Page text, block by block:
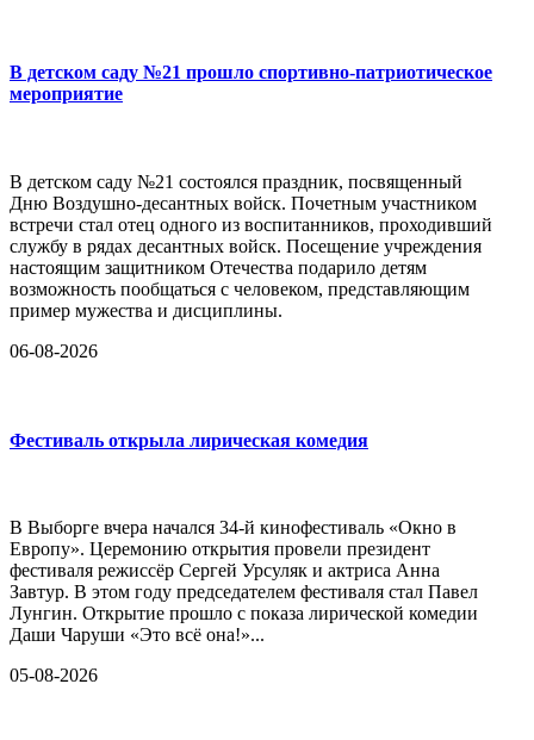
В детском саду №21 прошло спортивно-патриотическое
мероприятие
В детском саду №21 состоялся праздник, посвященный
Дню Воздушно-десантных войск. Почетным участником
встречи стал отец одного из воспитанников, проходивший
службу в рядах десантных войск. Посещение учреждения
настоящим защитником Отечества подарило детям
возможность пообщаться с человеком, представляющим
пример мужества и дисциплины.
06-08-2026
Фестиваль открыла лирическая комедия
В Выборге вчера начался 34-й кинофестиваль «Окно в
Европу». Церемонию открытия провели президент
фестиваля режиссёр Сергей Урсуляк и актриса Анна
Завтур. В этом году председателем фестиваля стал Павел
Лунгин. Открытие прошло с показа лирической комедии
Даши Чаруши «Это всё она!»...
05-08-2026